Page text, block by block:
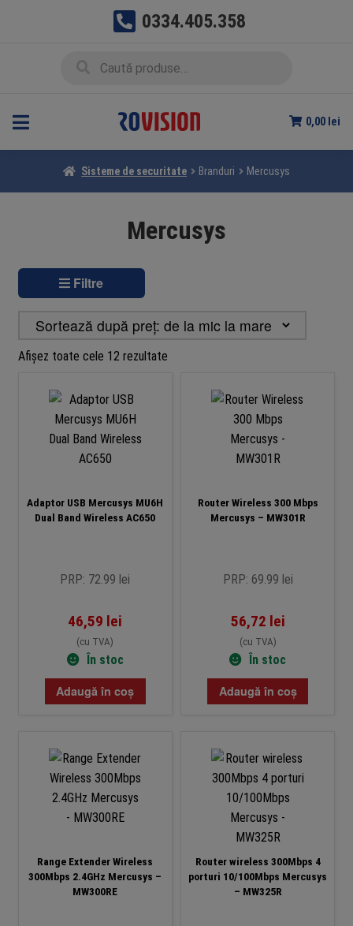
0334.405.358
0,00 lei
Sisteme de securitate Branduri Mercusys
Mercusys
Filtre
Afișez toate cele 12 rezultateSortat
Adaptor USB Mercusys MU6H
Dual Band Wireless AC650
PRP: 72.99 lei
46,59 lei
(cu TVA)
În stoc
Adaugă în coș
Router Wireless 300 Mbps
Mercusys – MW301R
PRP: 69.99 lei
56,72 lei
(cu TVA)
În stoc
Adaugă în coș
Range Extender Wireless
300Mbps 2.4GHz Mercusys –
MW300RE
Router wireless 300Mbps 4
porturi 10/100Mbps Mercusys
– MW325R